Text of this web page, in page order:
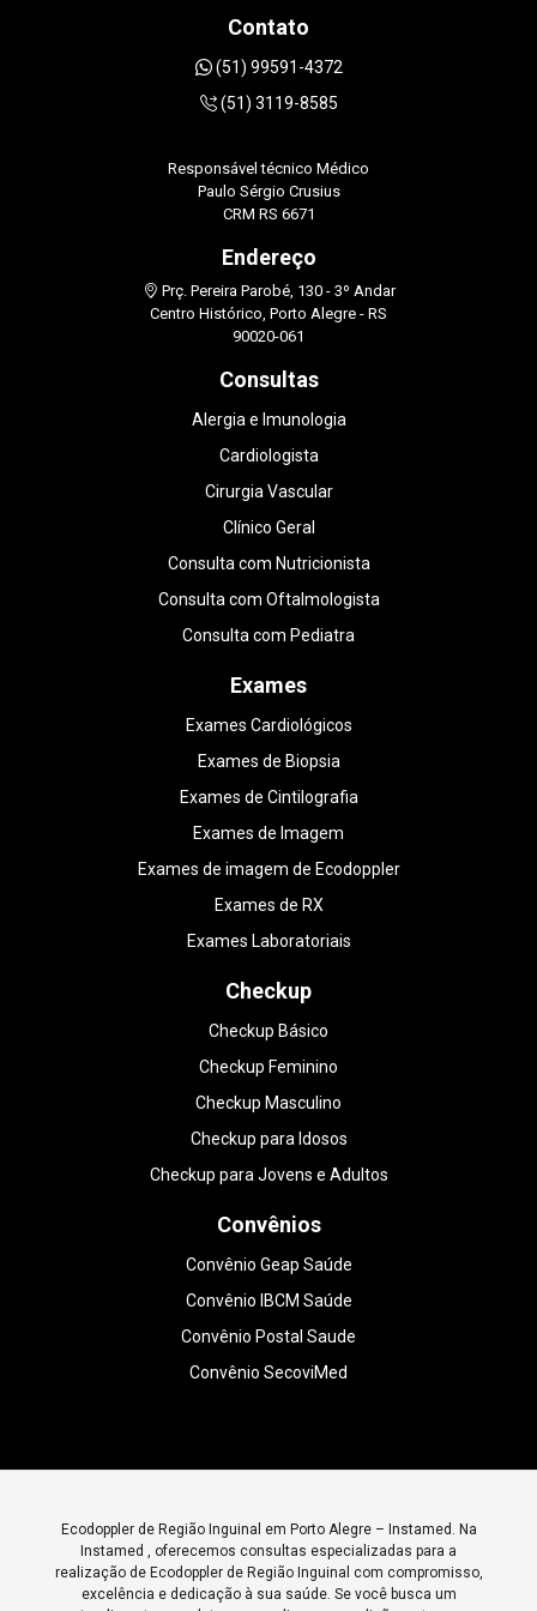
Contato
(51) 99591-4372
(51) 3119-8585
Responsável técnico Médico
Paulo Sérgio Crusius
CRM RS 6671
Endereço
Prç. Pereira Parobé, 130 - 3º Andar
Centro Histórico, Porto Alegre - RS
90020-061
Consultas
Alergia e Imunologia
Cardiologista
Cirurgia Vascular
Clínico Geral
Consulta com Nutricionista
Consulta com Oftalmologista
Consulta com Pediatra
Exames
Exames Cardiológicos
Exames de Biopsia
Exames de Cintilografia
Exames de Imagem
Exames de imagem de Ecodoppler
Exames de RX
Exames Laboratoriais
Checkup
Checkup Básico
Checkup Feminino
Checkup Masculino
Checkup para Idosos
Checkup para Jovens e Adultos
Convênios
Convênio Geap Saúde
Convênio IBCM Saúde
Convênio Postal Saude
Convênio SecoviMed
Ecodoppler de Região Inguinal em Porto Alegre – Instamed. Na
Instamed , oferecemos consultas especializadas para a
realização de Ecodoppler de Região Inguinal com compromisso,
excelência e dedicação à sua saúde. Se você busca um